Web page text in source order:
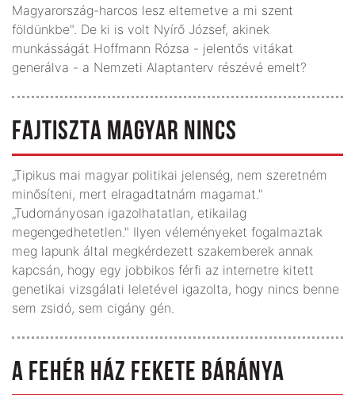
Magyarország-harcos lesz eltemetve a mi szent
földünkbe". De ki is volt Nyírő József, akinek
munkásságát Hoffmann Rózsa - jelentős vitákat
generálva - a Nemzeti Alaptanterv részévé emelt?
FAJTISZTA MAGYAR NINCS
„Tipikus mai magyar politikai jelenség, nem szeretném
minősíteni, mert elragadtatnám magamat."
„Tudományosan igazolhatatlan, etikailag
megengedhetetlen." Ilyen véleményeket fogalmaztak
meg lapunk által megkérdezett szakemberek annak
kapcsán, hogy egy jobbikos férfi az internetre kitett
genetikai vizsgálati leletével igazolta, hogy nincs benne
sem zsidó, sem cigány gén.
A FEHÉR HÁZ FEKETE BÁRÁNYA